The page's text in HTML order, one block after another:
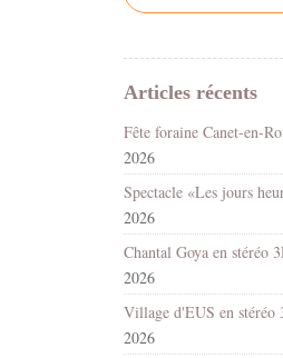
Articles récents
2026
2026
2026
2026